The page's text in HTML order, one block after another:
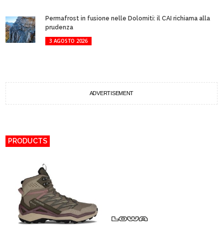
Permafrost in fusione nelle Dolomiti: il CAI richiama alla
prudenza
3 AGOSTO 2026
ADVERTISEMENT
PRODUCTS